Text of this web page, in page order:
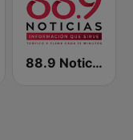
88.9 Noticias